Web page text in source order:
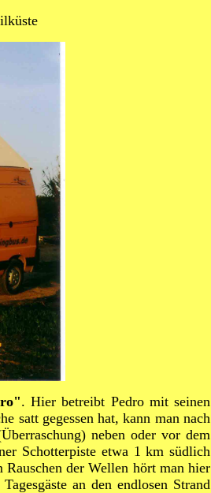
. Hier betreibt Pedro mit seinen
satt gegessen hat, kann man nach
neben oder vor dem
Schotterpiste etwa 1 km südlich
Rauschen der Wellen hört man hier
an den endlosen Strand